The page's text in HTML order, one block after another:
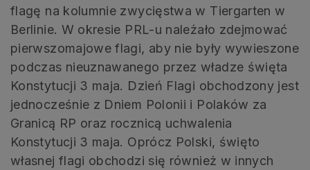
flagę na kolumnie zwycięstwa w Tiergarten w
Berlinie. W okresie PRL-u należało zdejmować
pierwszomajowe flagi, aby nie były wywieszone
podczas nieuznawanego przez władze święta
Konstytucji 3 maja. Dzień Flagi obchodzony jest
jednocześnie z Dniem Polonii i Polaków za
Granicą RP oraz rocznicą uchwalenia
Konstytucji 3 maja. Oprócz Polski, święto
własnej flagi obchodzi się również w innych